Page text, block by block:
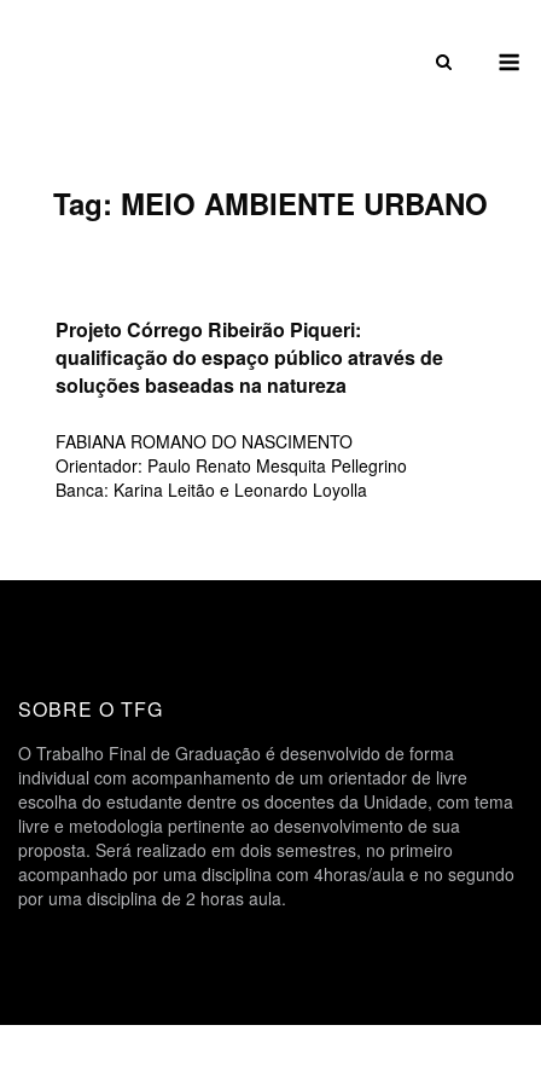
Tag: MEIO AMBIENTE URBANO
Projeto Córrego Ribeirão Piqueri:
qualificação do espaço público através de
soluções baseadas na natureza
FABIANA ROMANO DO NASCIMENTO
Orientador: Paulo Renato Mesquita Pellegrino
Banca: Karina Leitão e Leonardo Loyolla
SOBRE O TFG
O Trabalho Final de Graduação é desenvolvido de forma
individual com acompanhamento de um orientador de livre
escolha do estudante dentre os docentes da Unidade, com tema
livre e metodologia pertinente ao desenvolvimento de sua
proposta. Será realizado em dois semestres, no primeiro
acompanhado por uma disciplina com 4horas/aula e no segundo
por uma disciplina de 2 horas aula.